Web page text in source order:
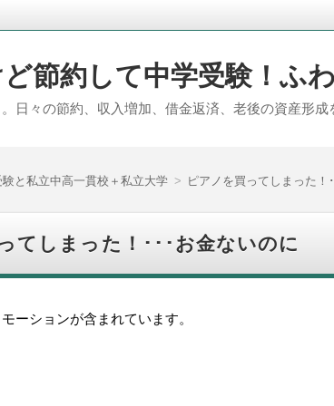
節約して中学受験！ふ
日々の節約、収入増加、借金返済、老後の資産形
験と私立中高一貫校＋私立大学 ピアノを買ってしまった！
てしまった！･･･お金ないのに
ーションが含まれています。